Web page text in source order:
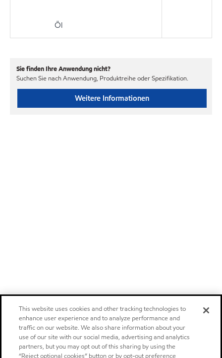
Öl
Sie finden Ihre Anwendung nicht?
Suchen Sie nach Anwendung, Produktreihe oder Spezifikation.
Weitere Informationen
This website uses cookies and other tracking technologies to
enhance user experience and to analyze performance and
traffic on our website. We also share information about your
use of our site with our social media, advertising and analytics
partners, but you may opt out of this sharing by using the
“Reject optional cookies” button or by opt-out preference